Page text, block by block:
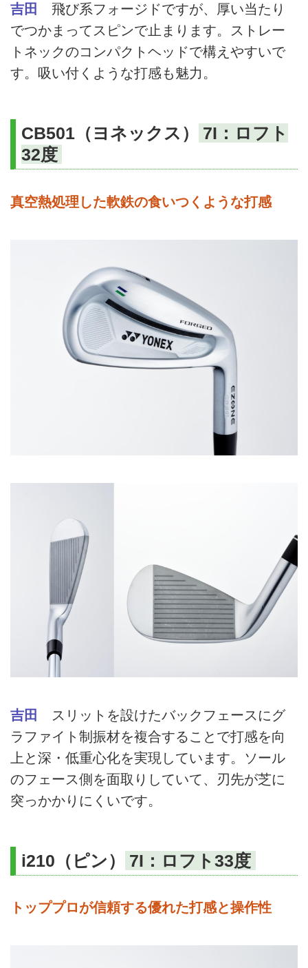
吉田
飛び系フォージドですが、厚い当たり
でつかまってスピンで止まります。ストレー
トネックのコンパクトヘッドで構えやすいで
す。吸い付くような打感も魅力。
CB501（ヨネックス）
7I：ロフト
32度
真空熱処理した軟鉄の食いつくような打感
吉田
スリットを設けたバックフェースにグ
ラファイト制振材を複合することで打感を向
上と深・低重心化を実現しています。ソール
のフェース側を面取りしていて、刃先が芝に
突っかかりにくいです。
i210（ピン） 7I：ロフト33度
トッププロが信頼する優れた打感と操作性